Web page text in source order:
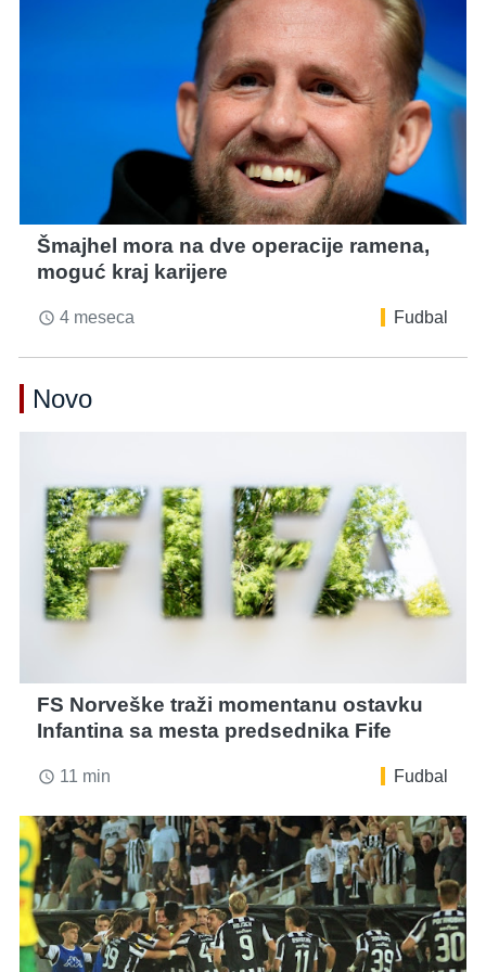
Šmajhel mora na dve operacije ramena,
moguć kraj karijere
access_time 4 meseca Fudbal
Novo
FS Norveške traži momentanu ostavku
Infantina sa mesta predsednika Fife
access_time 11 min Fudbal